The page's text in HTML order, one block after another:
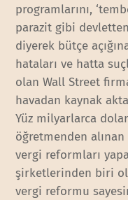
programlarını,
parazit gibi
diyerek bütçe
hataları ve hatta
olan Wall Street
havadan kaynak
Yüz milyarlarca
öğretmenden alınan
vergi reformları
şirketlerinden biri
vergi reformu